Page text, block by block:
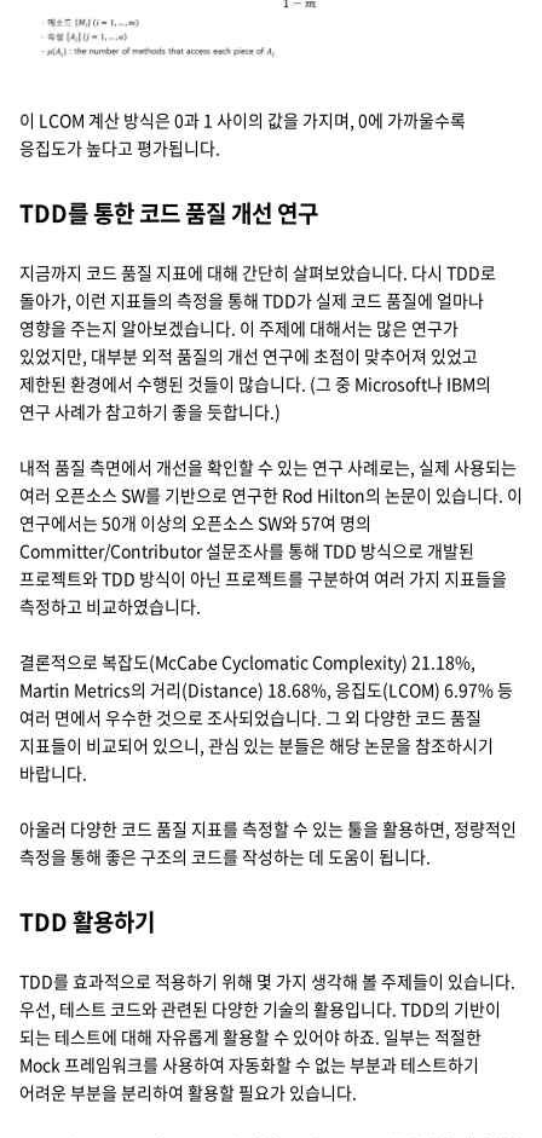
이 LCOM 계산 방식은 0과 1 사이의 값을 가지며, 0에 가까울수록
응집도가 높다고 평가됩니다.
TDD를 통한 코드 품질 개선 연구
지금까지 코드 품질 지표에 대해 간단히 살펴보았습니다. 다시 TDD로
돌아가, 이런 지표들의 측정을 통해 TDD가 실제 코드 품질에 얼마나
영향을 주는지 알아보겠습니다. 이 주제에 대해서는 많은 연구가
있었지만, 대부분 외적 품질의 개선 연구에 초점이 맞추어져 있었고
제한된 환경에서 수행된 것들이 많습니다. (그 중 Microsoft나 IBM의
연구 사례가 참고하기 좋을 듯합니다.)
내적 품질 측면에서 개선을 확인할 수 있는 연구 사례로는, 실제 사용되는
여러 오픈소스 SW를 기반으로 연구한 Rod Hilton의 논문이 있습니다. 이
연구에서는 50개 이상의 오픈소스 SW와 57여 명의
Committer/Contributor 설문조사를 통해 TDD 방식으로 개발된
프로젝트와 TDD 방식이 아닌 프로젝트를 구분하여 여러 가지 지표들을
측정하고 비교하였습니다.
결론적으로 복잡도(McCabe Cyclomatic Complexity) 21.18%,
Martin Metrics의 거리(Distance) 18.68%, 응집도(LCOM) 6.97% 등
여러 면에서 우수한 것으로 조사되었습니다. 그 외 다양한 코드 품질
지표들이 비교되어 있으니, 관심 있는 분들은 해당 논문을 참조하시기
바랍니다.
아울러 다양한 코드 품질 지표를 측정할 수 있는 툴을 활용하면, 정량적인
측정을 통해 좋은 구조의 코드를 작성하는 데 도움이 됩니다.
TDD 활용하기
TDD를 효과적으로 적용하기 위해 몇 가지 생각해 볼 주제들이 있습니다.
우선, 테스트 코드와 관련된 다양한 기술의 활용입니다. TDD의 기반이
되는 테스트에 대해 자유롭게 활용할 수 있어야 하죠. 일부는 적절한
Mock 프레임워크를 사용하여 자동화할 수 없는 부분과 테스트하기
어려운 부분을 분리하여 활용할 필요가 있습니다.